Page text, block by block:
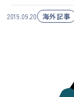
2019.09.20 海外記事